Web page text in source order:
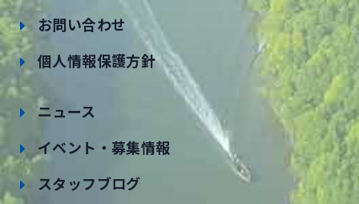
お問い合わせ
個人情報保護方針
ニュース
イベント・募集情報
スタッフブログ